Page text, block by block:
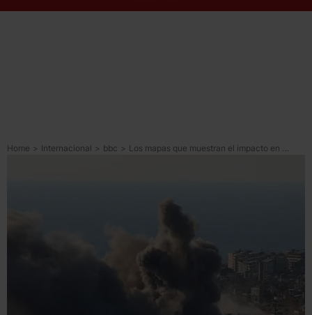
Home > Internacional > bbc >